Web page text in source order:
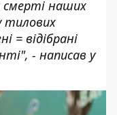
смерті наших
тилових
= відібрані
- написав у